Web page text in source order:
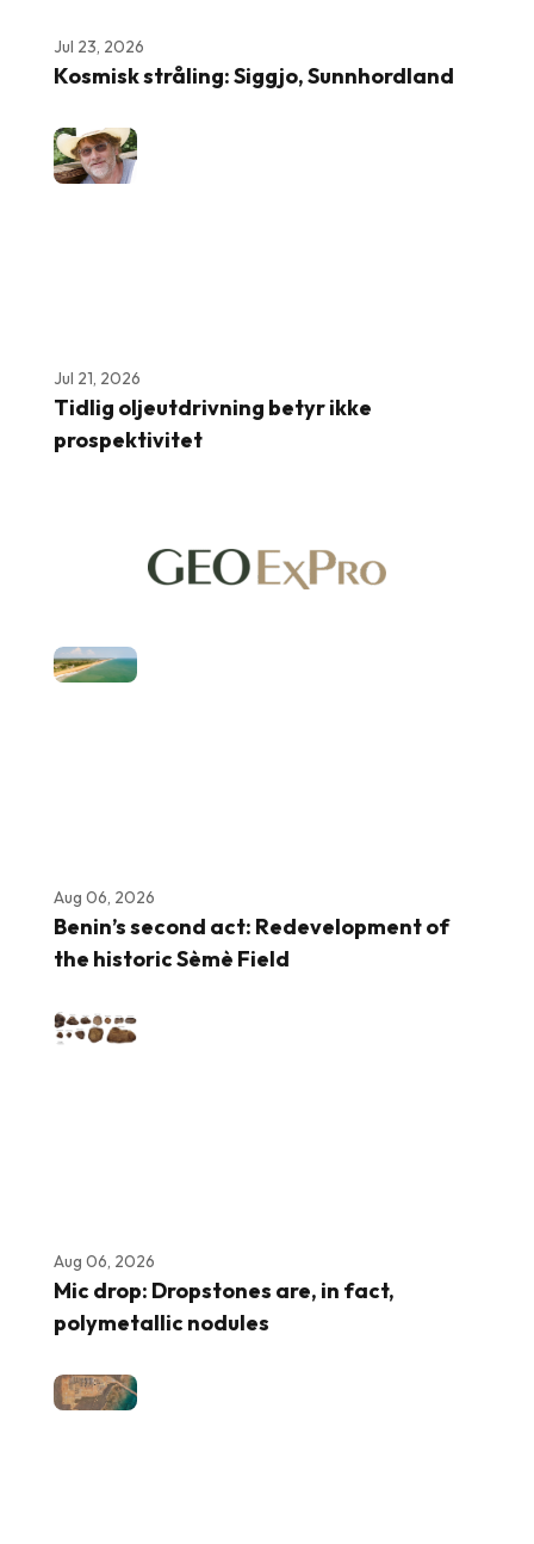
Jul 23, 2026
Kosmisk stråling: Siggjo, Sunnhordland
Jul 21, 2026
Tidlig oljeutdrivning betyr ikke
prospektivitet
Aug 06, 2026
Benin’s second act: Redevelopment of
the historic Sèmè Field
Aug 06, 2026
Mic drop: Dropstones are, in fact,
polymetallic nodules